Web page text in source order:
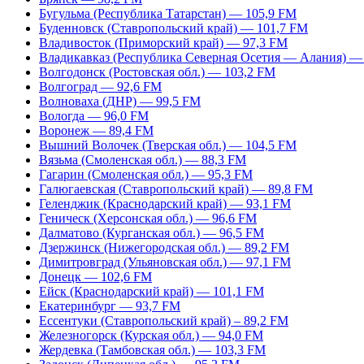
Бугульма (Республика Татарстан) — 105,9 FM
Буденновск (Ставропольский край) — 101,7 FM
Владивосток (Приморский край) — 97,3 FM
Владикавказ (Республика Северная Осетия — Алания)
Волгодонск (Ростовская обл.) — 103,2 FM
Волгоград — 92,6 FM
Волноваха (ДНР) — 99,5 FM
Вологда — 96,0 FM
Воронеж — 89,4 FM
Вышний Волочек (Тверская обл.) — 104,5 FM
Вязьма (Смоленская обл.) — 88,3 FM
Гагарин (Смоленская обл.) — 95,3 FM
Галюгаевская (Ставропольский край) — 89,8 FM
Геленджик (Краснодарский край) — 93,1 FM
Геническ (Херсонская обл.) — 96,6 FM
Далматово (Курганская обл.) — 96,5 FM
Дзержинск (Нижегородская обл.) — 89,2 FM
Димитровград (Ульяновская обл.) — 97,1 FM
Донецк — 102,6 FM
Ейск (Краснодарский край) — 101,1 FM
Екатеринбург — 93,7 FM
Ессентуки (Ставропольский край) – 89,2 FM
Железногорск (Курская обл.) — 94,0 FM
Жердевка (Тамбовская обл.) — 103,3 FM